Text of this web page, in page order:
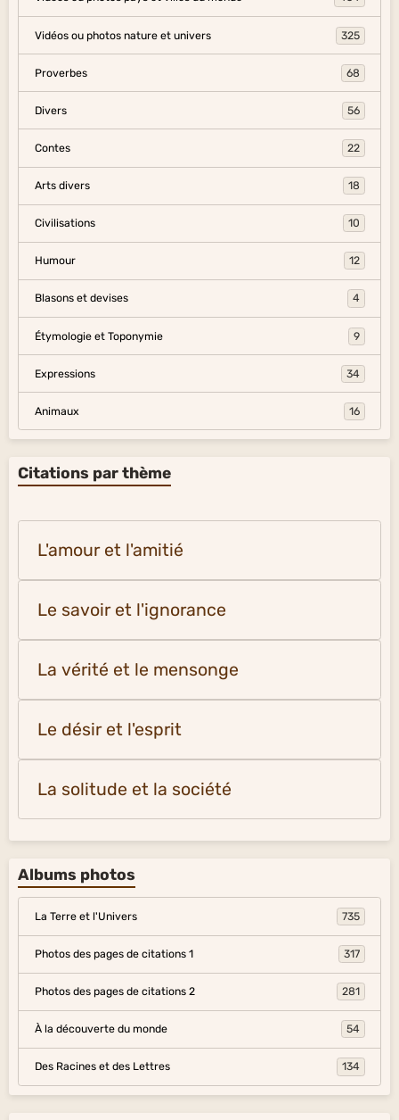
Vidéos ou photos nature et univers 325
Proverbes 68
Divers 56
Contes 22
Arts divers 18
Civilisations 10
Humour 12
Blasons et devises 4
Étymologie et Toponymie 9
Expressions 34
Animaux 16
Citations par thème
L'amour et l'amitié
Le savoir et l'ignorance
La vérité et le mensonge
Le désir et l'esprit
La solitude et la société
Albums photos
La Terre et l'Univers 735
Photos des pages de citations 1 317
Photos des pages de citations 2 281
À la découverte du monde 54
Des Racines et des Lettres 134